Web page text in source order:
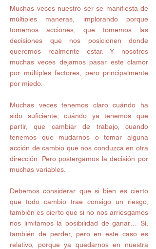
Muchas veces nuestro ser se manifiesta de
múltiples maneras, implorando porque
tomemos acciones, que tomemos las
decisiones que nos posicionen donde
queremos realmente estar. Y nosotros
muchas veces dejamos pasar este clamor
por múltiples factores, pero principalmente
por miedo.
Muchas veces tenemos claro cuándo ha
sido suficiente, cuándo ya tenemos que
partir, que cambiar de trabajo, cuando
tenemos que mudarnos o tomar alguna
acción de cambio que nos conduzca en otra
dirección. Pero postergamos la decisión por
muchas variables.
Debemos considerar que si bien es cierto
que todo cambio trae consigo un riesgo,
también es cierto que si no nos arriesgamos
nos limitamos la posibilidad de ganar… Sí,
también de perder, pero en este caso es
relativo, porque ya quedarnos en nuestra